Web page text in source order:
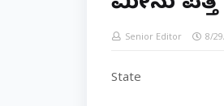
Senior Editor 8/
State